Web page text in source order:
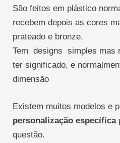
São feitos em plástico
recebem depois as cores
prateado e bronze.
Tem designs simples mas
ter significado, e
dimensão
Existem muitos modelos e
personalização específica
questão.